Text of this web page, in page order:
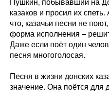
Пушкин, побывавший на
казаков и просил их
что, казачьи песни не
форма исполнения –
Даже если поёт один
песня многоголосая.
Песня в жизни донских
значение. Она поётся для